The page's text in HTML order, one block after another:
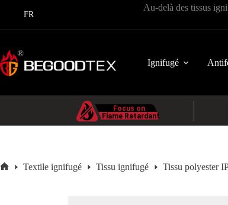
FR
Au-delà des tissus
Ignifugé
Textile ignifugé Tissu ignifugé Tissu polyester